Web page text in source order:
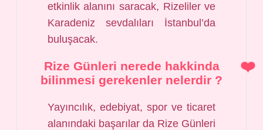
etkinlik alanını saracak, Rizeliler ve
Karadeniz sevdalıları İstanbul’da
buluşacak.
Rize Günleri nerede hakkinda
bilinmesi gerekenler nelerdir ?
Yayıncılık, edebiyat, spor ve ticaret
alanındaki başarılar da Rize Günleri